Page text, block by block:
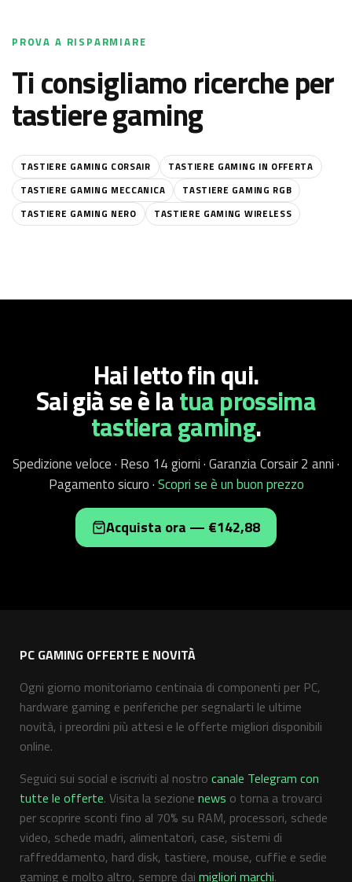
PROVA A RISPARMIARE
Ti consigliamo ricerche per
tastiere gaming
TASTIERE GAMING CORSAIR
TASTIERE GAMING IN OFFERTA
TASTIERE GAMING MECCANICA
TASTIERE GAMING RGB
TASTIERE GAMING NERO
TASTIERE GAMING WIRELESS
Hai letto fin qui.
Sai già se èlatua prossima
tastiera gaming.
Spedizione veloce · Reso 14 giorni · Garanzia Corsair 2 anni ·
Pagamento sicuro ·Scopri se è un buon prezzo
Acquista ora — €142,88
PC GAMING OFFERTE E NOVITÀ
Ogni giorno monitoriamo centinaia di componenti per PC,
hardware gaming e periferiche per segnalarti le ultime
novità, i preordini più attesi e le offerte migliori disponibili
online.
Seguici sui social e iscriviti al nostro canale Telegram con
tutte le offerte. Visita la sezione news o torna a trovarci
per scoprire sconti fino al 70% su RAM, processori, schede
video, schede madri, alimentatori, case, sistemi di
raffreddamento, hard disk, tastiere, mouse, cuffie e sedie
gaming e molto altro, sempre dai migliori marchi.